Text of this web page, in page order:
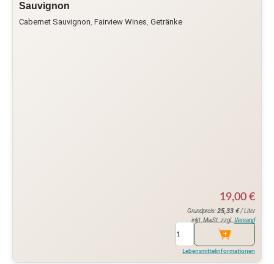
Sauvignon
Cabernet Sauvignon, Fairview Wines, Getränke
19,00 €
Grundpreis:25,33 €/ Liter
inkl. MwSt. zzgl. Versand
Lebensmittelinformationen